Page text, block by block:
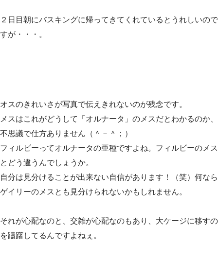
２日目朝にバスキングに帰ってきてくれているとうれしいので
すが・・・。
オスのきれいさが写真で伝えきれないのが残念です。
メスはこれがどうして「オルナータ」のメスだとわかるのか、
不思議で仕方ありません（＾－＾；）
フィルビーってオルナータの亜種ですよね。フィルビーのメス
とどう違うんでしょうか。
自分は見分けることが出来ない自信があります！（笑）何なら
ゲイリーのメスとも見分けられないかもしれません。
それが心配なのと、交雑が心配なのもあり、大ケージに移すの
を躊躇してるんですよねぇ。